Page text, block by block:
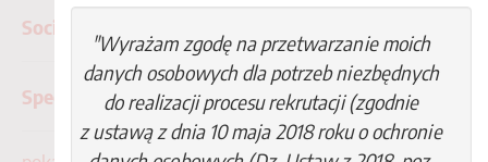
Social Media & Content Specialist
Specjalista ds. rozwoju profili medycznych
"Wyrażam zgodę na przetwarzanie moich
danych osobowych dla potrzeb niezbędnych
do realizacji procesu rekrutacji (zgodnie
z ustawą z dnia 10 maja 2018 roku o ochronie